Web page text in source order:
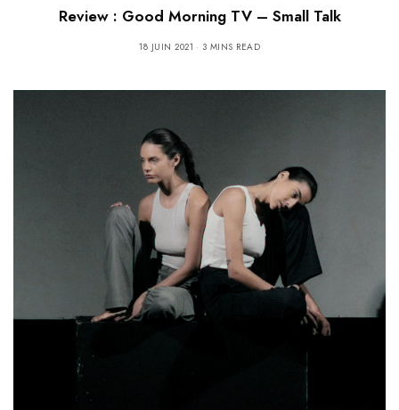
Review : Good Morning TV – Small Talk
18 JUIN 2021 3 MINS READ